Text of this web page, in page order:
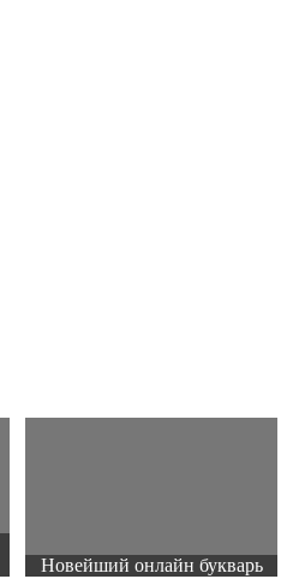
Новейший онлайн букварь